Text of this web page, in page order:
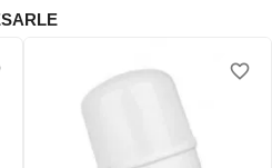
favorite_border